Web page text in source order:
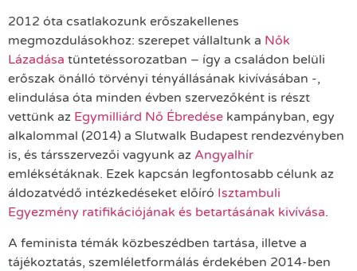
2012 óta csatlakozunk erőszakellenes
megmozdulásokhoz: szerepet vállaltunk a Nők
Lázadása tüntetéssorozatban – így a családon belüli
erőszak önálló törvényi tényállásának kivívásában -,
elindulása óta minden évben szervezőként is részt
vettünk az Egymilliárd Nő Ébredése kampányban, egy
alkalommal (2014) a Slutwalk Budapest rendezvényben
is, és társszervezői vagyunk az Angyalhír
emléksétáknak. Ezek kapcsán legfontosabb célunk az
áldozatvédő intézkedéseket előíró Isztambuli
Egyezmény ratifikációjának és betartásának kivívása.
A feminista témák közbeszédben tartása, illetve a
tájékoztatás, szemléletformálás érdekében 2014-ben